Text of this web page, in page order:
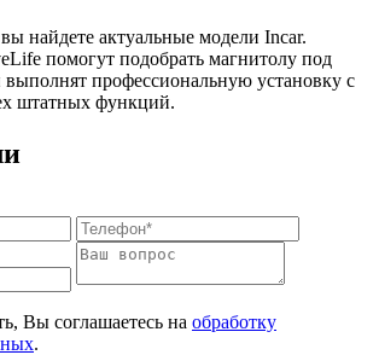
найдете актуальные модели Incar.
помогут подобрать магнитолу под
выполнят профессиональную установку с
штатных функций.
Вы соглашаетесь на обработку
.